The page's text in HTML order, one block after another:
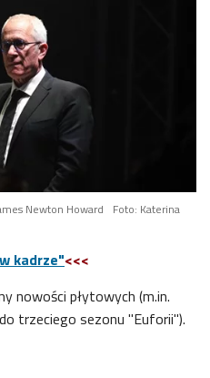
Newton Howard
Foto: Katerina
kadrze"<<<
nowości płytowych (m.in.
trzeciego sezonu "Euforii").